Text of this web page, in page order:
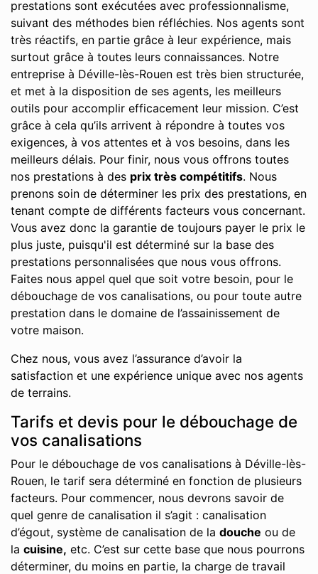
prestations sont exécutées avec professionnalisme,
suivant des méthodes bien réfléchies. Nos agents sont
très réactifs, en partie grâce à leur expérience, mais
surtout grâce à toutes leurs connaissances. Notre
entreprise à Déville-lès-Rouen est très bien structurée,
et met à la disposition de ses agents, les meilleurs
outils pour accomplir efficacement leur mission. C’est
grâce à cela qu’ils arrivent à répondre à toutes vos
exigences, à vos attentes et à vos besoins, dans les
meilleurs délais. Pour finir, nous vous offrons toutes
nos prestations à des prix très compétitifs. Nous
prenons soin de déterminer les prix des prestations, en
tenant compte de différents facteurs vous concernant.
Vous avez donc la garantie de toujours payer le prix le
plus juste, puisqu'il est déterminé sur la base des
prestations personnalisées que nous vous offrons.
Faites nous appel quel que soit votre besoin, pour le
débouchage de vos canalisations, ou pour toute autre
prestation dans le domaine de l’assainissement de
votre maison.
Chez nous, vous avez l’assurance d’avoir la
satisfaction et une expérience unique avec nos agents
de terrains.
Tarifs et devis pour le débouchage de
vos canalisations
Pour le débouchage de vos canalisations à Déville-lès-
Rouen, le tarif sera déterminé en fonction de plusieurs
facteurs. Pour commencer, nous devrons savoir de
quel genre de canalisation il s’agit : canalisation
d’égout, système de canalisation de la douche ou de
la cuisine, etc. C’est sur cette base que nous pourrons
déterminer, du moins en partie, la charge de travail